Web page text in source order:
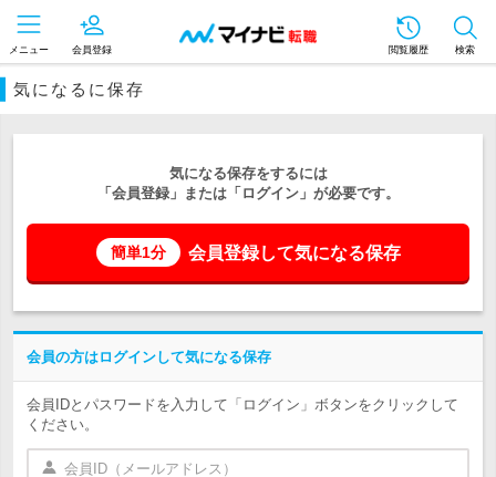
メニュー 会員登録 閲覧履歴 検索
気になるに保存
気になる保存をするには
「会員登録」または「ログイン」が必要です。
簡単1分 会員登録して気になる保存
会員の方はログインして気になる保存
会員IDとパスワードを入力して「ログイン」ボタンをクリックして
ください。